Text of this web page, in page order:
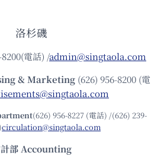
洛杉磯
電話) /admin@singtaola.com
& Marketing (626) 956-8200 (電
(626) 956-8227 (電話) /(626) 239-
circulation@singtaola.com
部 Accounting